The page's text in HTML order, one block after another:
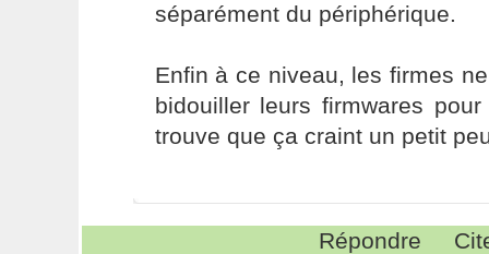
séparément du périphérique.
Enfin à ce niveau, les firmes
bidouiller leurs firmwares
trouve que ça craint un petit
Répondre